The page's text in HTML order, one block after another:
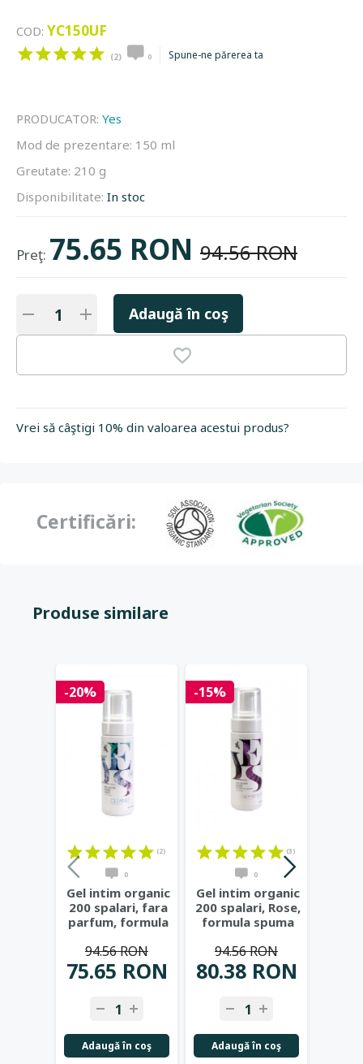
COD: YC150UF
(2) 0 Spune-ne părerea ta
PRODUCATOR: Yes
Mod de prezentare: 150 ml
Greutate: 210 g
Disponibilitate: In stoc
Preţ: 75.65 RON 94.56 RON
Adaugă în coş
Vrei să câştigi 10% din valoarea acestui produs?
Certificări:
Produse similare
-20%
(2)
0
Gel intim organic
200 spalari, fara
parfum, formula
75.65 RON
94.56 RON
Adaugă în coş
-15%
(3)
0
Gel intim organic
200 spalari, Rose,
formula spuma
80.38 RON
94.56 RON
Adaugă în coş